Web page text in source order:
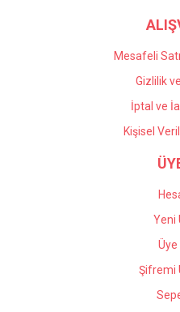
Mesafeli
Gizlilik
İptal ve
Kişisel
Yeni
Üye
Şifremi